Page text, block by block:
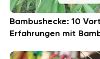
Bambushecke: 10
Erfahrungen mit